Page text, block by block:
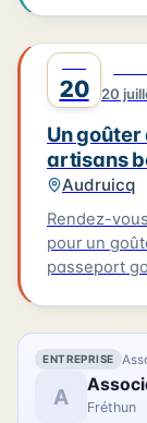
retrouver en famille. Cet
l'honneur le
locales, pour
pouvez
programme
20 20
Un goûter
artisans
Audruicq
Rendez-
pour un
passeport
Place et
Vous
à Oye-
Église. Tentez de remporter notre grand jeu
ENTREPRISE
A Fréthun